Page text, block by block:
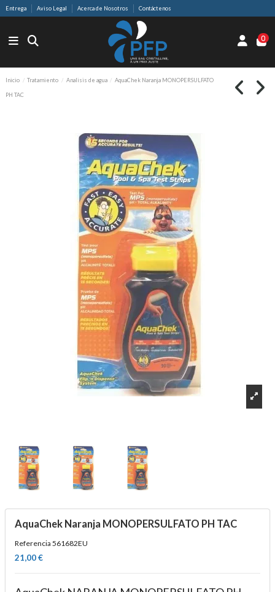
Entrega Aviso Legal Acerca de Nosotros Contáctenos
0
Inicio Tratamiento Analisis de agua AquaChek Naranja MONOPERSULFATO
PH TAC
AquaChek Naranja MONOPERSULFATO PH TAC
Referencia 561682EU
21,00 €